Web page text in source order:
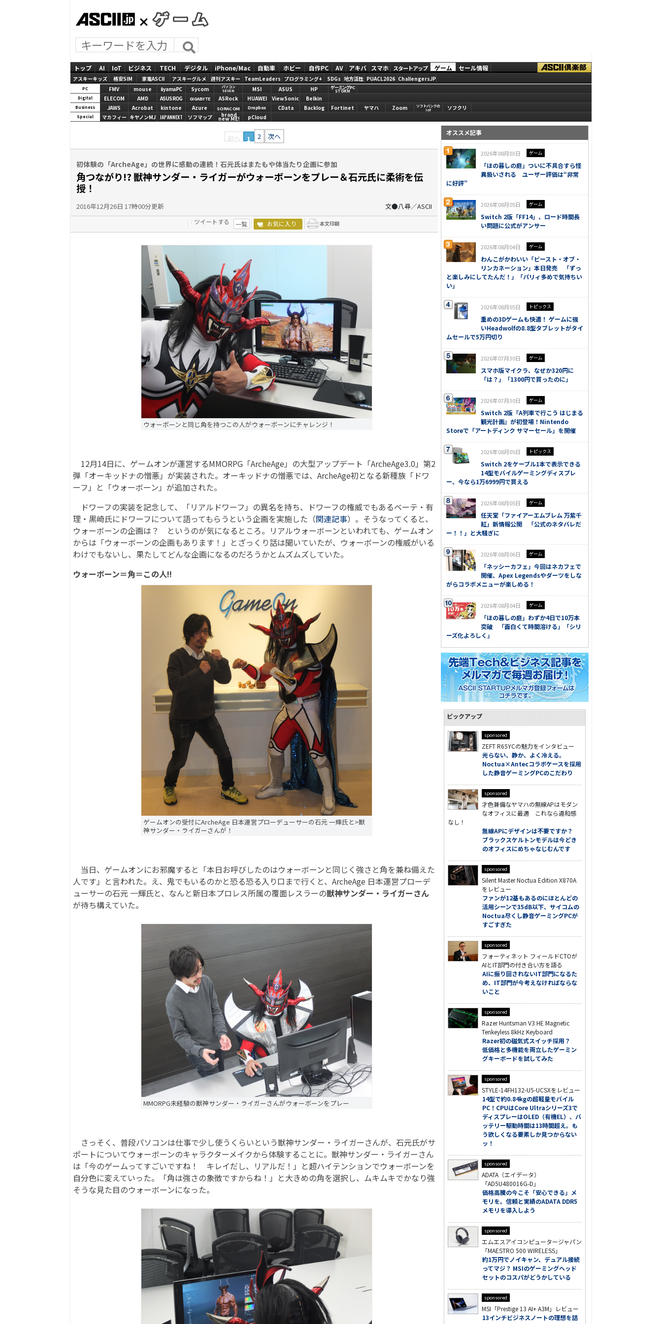
トップ AI IoT ビジネス TECH デジタル iPhone/Mac 自動車 ホビー 自作PC AV アキバ スマホ スタートアップ ゲーム セール情報
アスキーキッズ 格安SIM 家電ASCII アスキーグルメ 週刊アスキー TeamLeaders プログラミング+ SDGs 地方活性 PUACL2026 ChallengersJP
PC FMV mouse iiyamaPC Sycom
パソコン
SEVEN
MSI ASUS HP ゲーミングPC
STORM
Digital ELECOM AMD ASUS ROG GIGABYTE ASRock HUAWEI ViewSonic Belkin
Business JAWS Acrobat kintone Azure SORACOM Dropbox CData Backlog Fortinet ヤマハ Zoom
ソフトバンクの
IoT
ソフクリ
Special マカフィー キヤノンMJ JAPANNEXT ソフマップ brand
new ME! pCloud
前へ 1 2 次へ
初体験の「ArcheAge」の世界に感動の連続！石元氏はまたもや体当たり企画に参加
角つながり!? 獣神サンダー・ライガーがウォーボーンをプレー＆石元氏に柔術を伝
授！
2016年12月26日 17時00分更新 文●八尋／ASCII
ツイートする 一覧 お気に入り
ウォーボーンと同じ角を持つこの人がウォーボーンにチャレンジ！
12月14日に、ゲームオンが運営するMMORPG「ArcheAge」の大型アップデート「ArcheAge3.0」第2
弾「オーキッドナの憎悪」が実装された。オーキッドナの憎悪では、ArcheAge初となる新種族「ドワ
ーフ」と「ウォーボーン」が追加された。
ドワーフの実装を記念して、「リアルドワーフ」の異名を持ち、ドワーフの権威でもあるベーテ・有
理・黒崎氏にドワーフについて語ってもらうという企画を実施した（関連記事）。そうなってくると、
ウォーボーンの企画は？ というのが気になるところ。リアルウォーボーンといわれても、ゲームオン
からは「ウォーボーンの企画もあります！」とざっくり話は聞いていたが、ウォーボーンの権威がいる
わけでもないし、果たしてどんな企画になるのだろうかとムズムズしていた。
ウォーボーン＝角＝この人!!
ゲームオンの受付にArcheAge 日本運営プローデューサーの石元 一輝氏と>獣
神サンダー・ライガーさんが！
当日、ゲームオンにお邪魔すると「本日お呼びしたのはウォーボーンと同じく強さと角を兼ね備えた
人です」と言われた。え、鬼でもいるのかと恐る恐る入り口まで行くと、ArcheAge 日本運営プローデ
ューサーの石元 一輝氏と、なんと新日本プロレス所属の覆面レスラーの獣神サンダー・ライガーさん
が待ち構えていた。
MMORPG未経験の獣神サンダー・ライガーさんがウォーボーンをプレー
さっそく、普段パソコンは仕事で少し使うくらいという獣神サンダー・ライガーさんが、石元氏がサ
ポートについてウォーボーンのキャラクターメイクから体験することに。獣神サンダー・ライガーさん
は「今のゲームってすごいですね！ キレイだし、リアルだ！」と超ハイテンションでウォーボーンを
自分色に変えていった。「角は強さの象徴ですからね！」と大きめの角を選択し、ムキムキでかなり強
そうな見た目のウォーボーンになった。
オススメ記事
2026年08月03日 ゲーム
「ほの暮しの庭」ついに不具合すら怪
異扱いされる ユーザー評価は“非常
に好評”
2026年08月05日 ゲーム
Switch 2版「FF14」、ロード時間長
い問題に公式がアンサー
2026年08月04日 ゲーム
わんこがかわいい「ビースト・オブ・
リンカネーション」本日発売 「ずっ
と楽しみにしてたんだ！」「パリィ多めで気持ちい
い」
2026年08月05日 トピックス
重めの3Dゲームも快適！ ゲームに強
いHeadwolfの8.8型タブレットがタイ
ムセールで5万円切り
2026年07月30日 ゲーム
スマホ版マイクラ、なぜか320円に
「は？」「1300円で買ったのに」
2026年07月30日 ゲーム
Switch 2版『A列車で行こう はじまる
観光計画』が初登場！Nintendo
Storeで「アートディンク サマーセール」を開催
2026年08月05日 トピックス
Switch 2をケーブル1本で表示できる
14型モバイルゲーミングディスプレ
ー、今なら1万6999円で買える
2026年08月05日 ゲーム
任天堂「ファイアーエムブレム 万紫千
紅」新情報公開 「公式のネタバレだ
ー！！」と大騒ぎに
2026年08月06日 ゲーム
「ネッシーカフェ」今回はネカフェで
開催、Apex Legendsやダーツをしな
がらコラボメニューが楽しめる！
2026年08月04日 ゲーム
「ほの暮しの庭」わずか4日で10万本
突破 「面白くて時間溶ける」「シリ
ーズ化よろしく」
ピックアップ
sponsored
ZEFT R65YCの魅力をインタビュー
光らない、静か、よく冷える。
Noctua×Antecコラボケースを採用
した静音ゲーミングPCのこだわり
sponsored
才色兼備なヤマハの無線APはモダン
なオフィスに最適 これなら違和感
なし！
無線APにデザインは不要ですか？
ブラックスケルトンモデルは今どき
のオフィスにめちゃなじむんです
sponsored
Silent Master Noctua Edition X870A
をレビュー
ファンが12基もあるのにほとんどの
活用シーンで35dB以下、サイコムの
Noctua尽くし静音ゲーミングPCが
すごすぎた
sponsored
フォーティネット フィールドCTOが
AIとIT部門の付き合い方を語る
AIに振り回されないIT部門になるた
め、IT部門が今考えなければならな
いこと
sponsored
Razer Huntsman V3 HE Magnetic
Tenkeyless 8kHz Keyboard
Razer初の磁気式スイッチ採用？
低価格と多機能を両立したゲーミン
グキーボードを試してみた
sponsored
STYLE-14FH132-U5-UCSXをレビュー
14型で約0.84kgの超軽量モバイル
PC！CPUはCore Ultraシリーズ3で
ディスプレーはOLED（有機EL）、バ
ッテリー駆動時間は13時間超え。も
う欲しくなる要素しか見つからない
ッ！
sponsored
ADATA（エイデータ）
「AD5U480016G-D」
価格高騰の今こそ「安心できる」メ
モリを。信頼と実績のADATA DDR5
メモリを導入しよう
sponsored
エムエスアイコンピュータージャパン
「MAESTRO 500 WIRELESS」
約1万円でノイキャン、デュアル接続
ってマジ？ MSIのゲーミングヘッド
セットのコスパがどうかしている
sponsored
MSI「Prestige 13 AI+ A3M」レビュー
13インチビジネスノートの理想を詰